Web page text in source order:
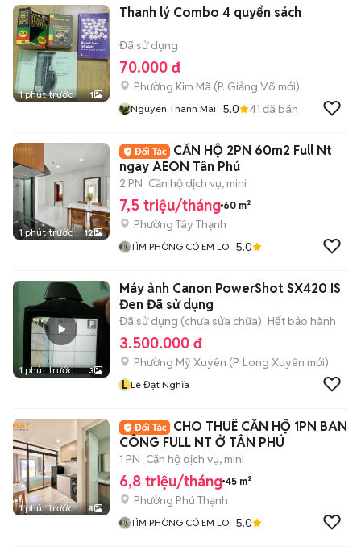
1 phút trước 1
Thanh lý Combo 4 quyển sách
Đã sử dụng
70.000 đ
Phường Kim Mã (P. Giảng Võ mới)
Nguyen Thanh Mai 5.0 41 đã bán
1 phút trước 12
CĂN HỘ 2PN 60m2 Full Nt
ngay AEON Tân Phú
2 PN Căn hộ dịch vụ, mini
7,5 triệu/tháng 60 m²
Phường Tây Thạnh
TÌM PHÒNG CÓ EM LO 5.0
1 phút trước 3
Máy ảnh Canon PowerShot SX420 IS
Đen Đã sử dụng
Đã sử dụng (chưa sửa chữa) Hết bảo hành
3.500.000 đ
Phường Mỹ Xuyên (P. Long Xuyên mới)
L Lê Đạt Nghĩa
1 phút trước 8
CHO THUÊ CĂN HỘ 1PN BAN
CÔNG FULL NT Ở TÂN PHÚ
1 PN Căn hộ dịch vụ, mini
6,8 triệu/tháng 45 m²
Phường Phú Thạnh
TÌM PHÒNG CÓ EM LO 5.0